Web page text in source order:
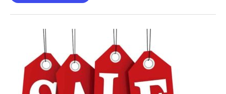
Gutscheine
und